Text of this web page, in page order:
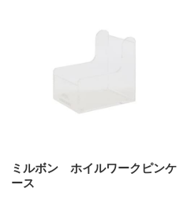
ミルボン ホイルワークピンケ
ース